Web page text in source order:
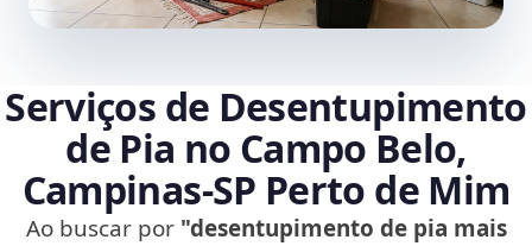
Serviços de Desentupimento
de Pia no Campo Belo,
Campinas‑SP Perto de Mim
Ao buscar por "desentupimento de pia mais